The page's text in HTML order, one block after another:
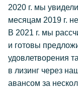
2020 г. мы
месяцам 2019 г.
В 2021 г. мы
и готовы
удовлетворения
в лизинг через
авансом за